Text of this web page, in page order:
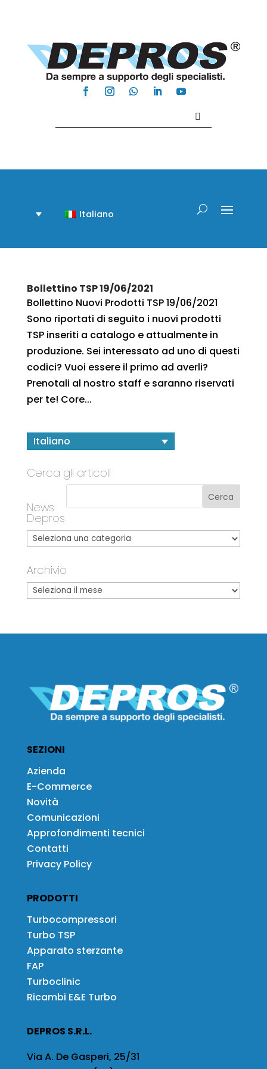
Italiano
Bollettino TSP 19/06/2021
Bollettino Nuovi Prodotti TSP 19/06/2021
Sono riportati di seguito i nuovi prodotti
TSP inseriti a catalogo e attualmente in
produzione. Sei interessato ad uno di questi
codici? Vuoi essere il primo ad averli?
Prenotali al nostro staff e saranno riservati
per te! Core...
Italiano
Cerca gli articoli
News
Depros
Archivio
SEZIONI
Azienda
E-Commerce
Novità
Comunicazioni
Approfondimenti tecnici
Contatti
Privacy Policy
PRODOTTI
Turbocompressori
Turbo TSP
Apparato sterzante
FAP
Turboclinic
Ricambi E&E Turbo
DEPROS S.R.L.
Via A. De Gasperi, 25/31